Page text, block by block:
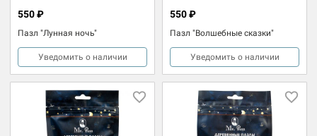
Пазл "Лунная ночь"
550 ₽
Уведомить о наличии
Пазл "Волшебные сказки"
550 ₽
Уведомить о наличии